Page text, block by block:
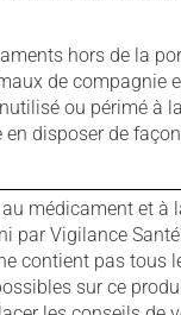
hors de la
de compagnie
ou périmé à
en disposer de
médicament et à
par Vigilance
contient pas tous
sur ce